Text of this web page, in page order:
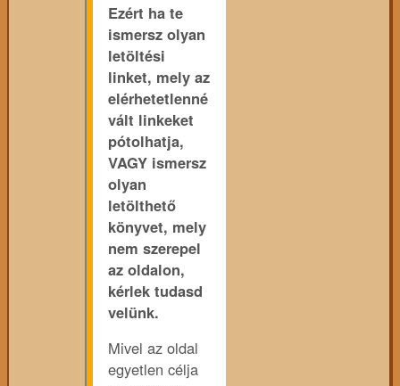
Ezért ha te
ismersz olyan
letöltési
linket, mely az
elérhetetlenné
vált linkeket
pótolhatja,
VAGY ismersz
olyan
letölthető
könyvet, mely
nem szerepel
az oldalon,
kérlek tudasd
velünk.
Mivel az oldal
egyetlen célja